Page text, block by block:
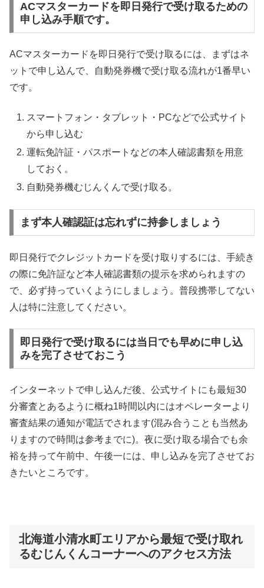
ACマスターカードを即日発行で受け取るための
申し込み手順です。
ACマスターカードを即日発行で受け取るには、まずはネ
ットで申し込んで、自動発券機で受け取る流れが1番早い
です。
スマートフォン・タブレット・PCなどで公式サイト
から申し込む
運転免許証・パスポートなどの本人確認書類を用意
しておく。
自動発券機むじんくんで受け取る。
まず本人確認証は忘れずに持参しましょう
即日発行でクレジットカードを受け取りするには、手続き
の際に免許証など本人確認書類の提示を求められますの
で、必ず持っていくようにしましょう。普段携帯してない
人は特に注意してください。
即日発行で受け取るには当日でも早めに申し込
みを完了させておこう
インターネットで申し込んだ後、公式サイトにも最短30
分審査とあるように概ね1時間以内にはオペレーターより
審査結果の通知が電話でされます(混み合うことも当然あ
りますので時間は参考までに)。夜に受け取る場合でも余
裕を持って午前中、午後一には、申し込みを完了させてお
きたいところです。
北海道小清水町エリアから最短で受け取れ
るむじんくんコーナーへのアクセス方法